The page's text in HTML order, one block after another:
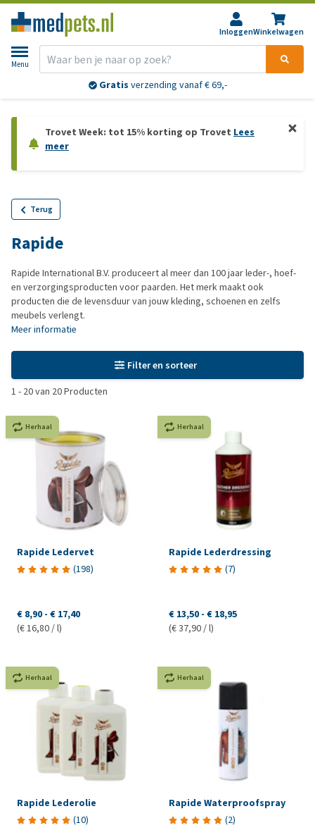
InloggenWinkelwagen
Menu
Gratis verzending vanaf € 69,-
Trovet Week: tot 15% korting op Trovet Lees
meer
Terug
Rapide
Rapide International B.V. produceert al meer dan 100 jaar leder-, hoef-
en verzorgingsproducten voor paarden. Het merk maakt ook
producten die de levensduur van jouw kleding, schoenen en zelfs
meubels verlengt.
Meer informatie
Filter en sorteer
1 - 20van 20Producten
Herhaal
Rapide Ledervet
(198)
€ 8,90 - € 17,40
(€ 16,80 / l)
Herhaal
Rapide Lederdressing
(7)
€ 13,50 - € 18,95
(€ 37,90 / l)
Herhaal
Rapide Lederolie
(10)
Herhaal
Rapide Waterproofspray
(2)